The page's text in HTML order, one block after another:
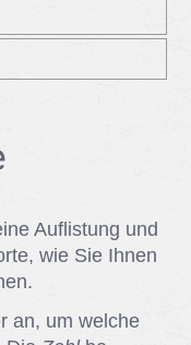
Auf­lis­tung und
wie Sie Ih­nen
an, um wel­che